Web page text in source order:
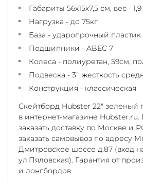
Габариты 56х15х7,5 см, вес - 1,9
Нагрузка - до 75кг
База - ударопрочный пластик
Подшипники - ABEC 7
Колеса - полиуретан, 59см,
Подвеска - 3", жесткость
Конструкция - классическая
Cкейтборд Hubster 22" зеленый
в интернет-магазине
заказать доставку по Москве и
заказать самовывоз по адресу
Дмитровское шоссе д.87 (вход
ул.Пяловская). Гарантия от
и лонгбордов.